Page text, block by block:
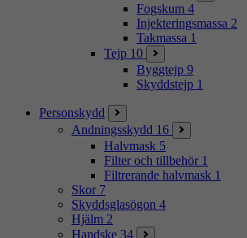
Fogskum 4
Injekteringsmassa 2
Takmassa 1
Tejp 10
Byggtejp 9
Skyddstejp 1
Personskydd
Andningsskydd 16
Halvmask 5
Filter och tillbehör 1
Filtrerande halvmask 1
Skor 7
Skyddsglasögon 4
Hjälm 2
Handske 34